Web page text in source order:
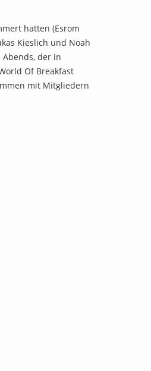
hatten (Esrom
Kieslich und Noah
der in
Of Breakfast
mit Mitgliedern